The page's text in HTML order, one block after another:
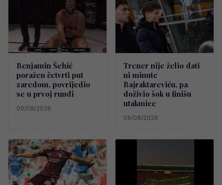
Benjamin Šehić
poražen četvrti put
zaredom, povrijedio
se u prvoj rundi
09/08/2026
Trener nije želio dati
ni minute
Bajraktareviću, pa
doživio šok u finišu
utakmice
09/08/2026